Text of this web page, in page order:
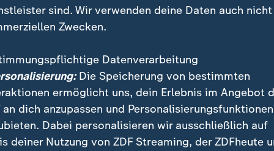
sind. Wir verwenden deine Daten auch nicht
Zwecken.
Datenverarbeitung
Die Speicherung von bestimmten
ermöglicht uns, dein Erlebnis im Angebot
an dich anzupassen und Personalisierungsfunktionen
Dabei personalisieren wir ausschließlich auf
deiner Nutzung von ZDF Streaming, der ZDFheute